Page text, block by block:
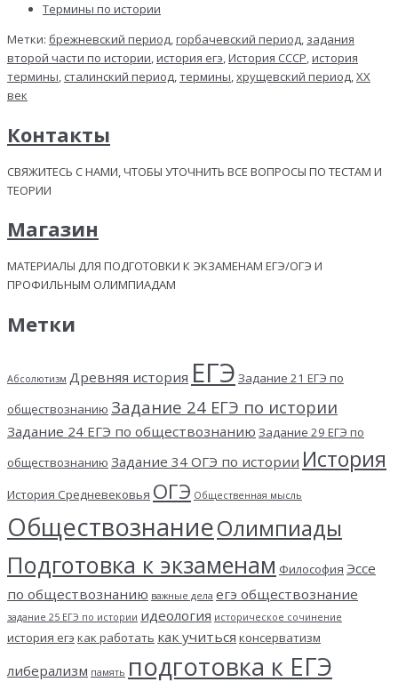
Термины по истории
Метки: брежневский период,горбачевский период, задания
второй части по истории,история егэ,История СССР,история
термины, сталинский период,термины,хрущевский период,ХХ
век
Контакты
СВЯЖИТЕСЬ С НАМИ, ЧТОБЫ УТОЧНИТЬ ВСЕ ВОПРОСЫ ПО ТЕСТАМ И
ТЕОРИИ
Магазин
МАТЕРИАЛЫ ДЛЯ ПОДГОТОВКИ К ЭКЗАМЕНАМ ЕГЭ/ОГЭ И
ПРОФИЛЬНЫМ ОЛИМПИАДАМ
Метки
Абсолютизм Древняя история ЕГЭ Задание 21 ЕГЭ по
обществознанию Задание 24 ЕГЭ по истории
Задание 24 ЕГЭ по обществознанию Задание 29 ЕГЭ по
обществознанию Задание 34 ОГЭ по истории История
История Средневековья ОГЭ Общественная мысль
ОбществознаниеОлимпиады
Подготовка к экзаменам Философия Эссе
по обществознанию важные дела егэ обществознание
задание 25 ЕГЭ по истории идеология историческое сочинение
история егэ как работать как учиться консерватизм
либерализм память подготовка к ЕГЭ